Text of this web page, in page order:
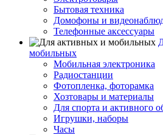
Бытовая техника
Домофоны и
Телефонные аксессуары
мобильных
Мобильная электроника
Радиостанции
Фотопленка, фоторамка
Хозтовары и материалы
Для спорта и активного
Игрушки, наборы
Часы